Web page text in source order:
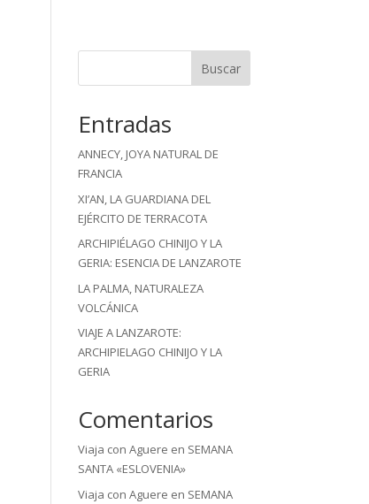
Buscar
Entradas
ANNECY, JOYA NATURAL DE
FRANCIA
XI’AN, LA GUARDIANA DEL
EJÉRCITO DE TERRACOTA
ARCHIPIÉLAGO CHINIJO Y LA
GERIA: ESENCIA DE LANZAROTE
LA PALMA, NATURALEZA
VOLCÁNICA
VIAJE A LANZAROTE:
ARCHIPIELAGO CHINIJO Y LA
GERIA
Comentarios
Viaja con Aguere en SEMANA
SANTA «ESLOVENIA»
Viaja con Aguere en SEMANA